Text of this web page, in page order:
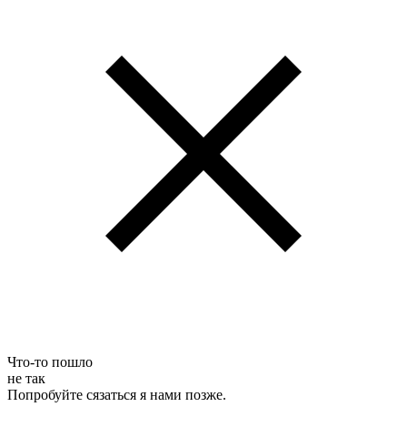
Что-то пошло
не так
Попробуйте сязаться я нами позже.